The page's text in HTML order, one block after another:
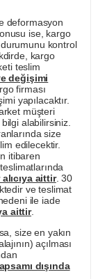
deformasyon
ise, kargo
kontrol
kargo
teslim
değişimi
firması
yapılacaktır.
müşteri
alabilirsiniz.
size
edilecektir.
itibaren
aittir. 30
ve teslimat
ile iade
aittir.
size en yakın
açılması
dışında